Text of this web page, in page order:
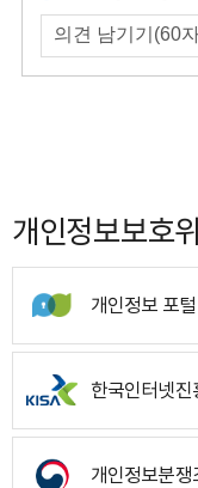
개인정보보호
개인정보 포털
한국인터넷진
개인정보분쟁